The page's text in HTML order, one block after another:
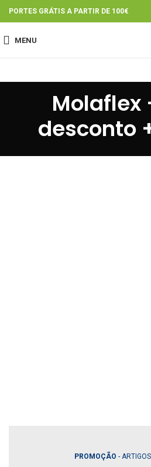
PORTES GRÁTIS A PARTIR DE 100€
MENU
Molaflex
desconto
PROMOÇÃO -